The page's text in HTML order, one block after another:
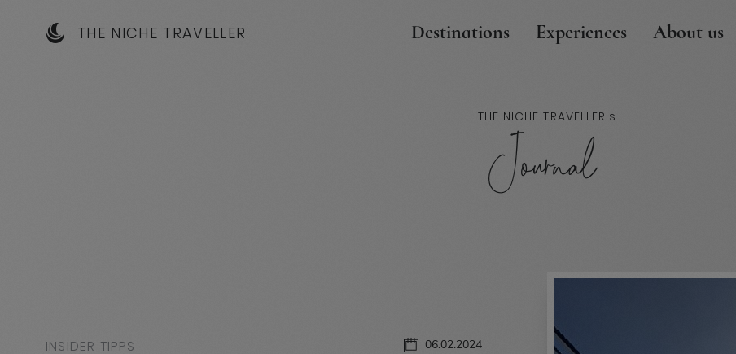
THE NICHE TRAVELLER Destinations Experiences About us
THE NICHE TRAVELLER's
Journal
INSIDER TIPPS 06.02.2024